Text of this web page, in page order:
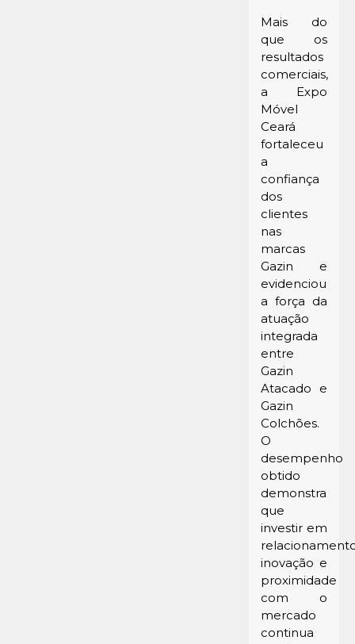
Mais do
que os
resultados
comerciais,
a Expo
Móvel
Ceará
fortaleceu
a
confiança
dos
clientes
nas
marcas
Gazin e
evidenciou
a força da
atuação
integrada
entre
Gazin
Atacado e
Gazin
Colchões.
O
desempenho
obtido
demonstra
que
investir em
inovação e
proximidade
com o
mercado
continua